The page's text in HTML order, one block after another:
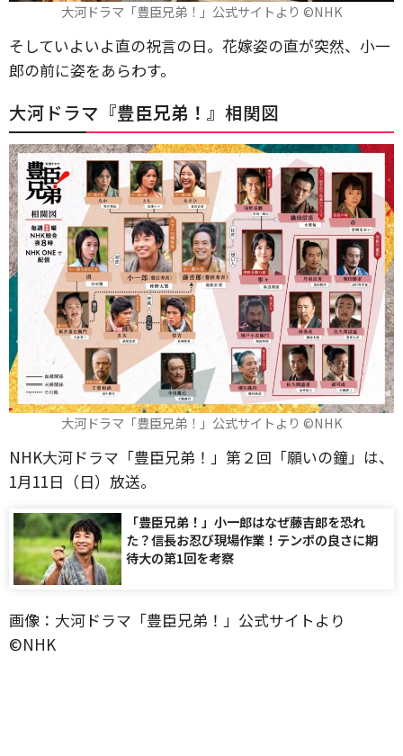
大河ドラマ「豊臣兄弟！」公式サイトより ©️NHK
そしていよいよ直の祝言の日。花嫁姿の直が突然、小一
郎の前に姿をあらわす。
大河ドラマ『豊臣兄弟！ 』相関図
大河ドラマ「豊臣兄弟！」公式サイトより ©️NHK
NHK大河ドラマ「豊臣兄弟！」第２回「願いの鐘」は、
1月11日（日）放送。
「豊臣兄弟！」小一郎はなぜ藤吉郎を恐れ
た？信長お忍び現場作業！テンポの良さに期
待大の第1回を考察
画像：大河ドラマ「豊臣兄弟！」公式サイトより
©️NHK